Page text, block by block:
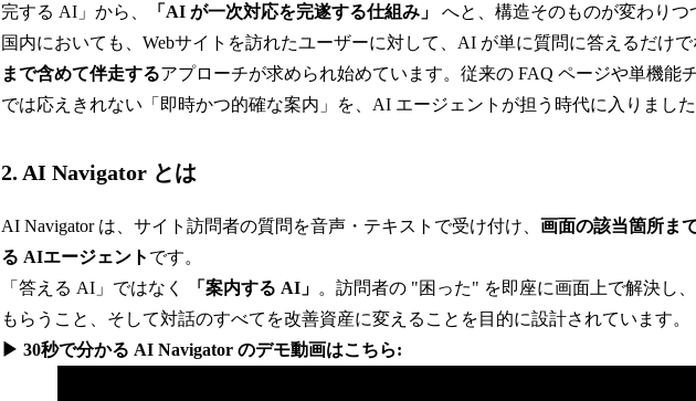
完する AI」から、
「AI が一次対応を完遂する仕組み」
へと、構造そのものが変わりつ
国内においても、Webサイトを訪れたユーザーに対して、AI が単に質問に答えるだけで
まで含めて伴走するアプローチが求められ始めています。従来の FAQ ページや単機能
では応えきれない「即時かつ的確な案内」を、AI エージェントが担う時代に入りました
2. AI Navigator とは
AI Navigator は、サイト訪問者の質問を音声・テキストで受け付け、 画面の該当箇所ま
る AIエージェント です。
「答える AI」ではなく
「案内する AI」 。訪問者の "困った" を即座に画面上で解決し
もらうこと、そして対話のすべてを改善資産に変えることを目的に設計されています。
▶ 30秒で分かる AI Navigator のデモ動画はこちら: